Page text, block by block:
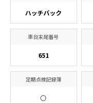
ハッチバック
車台末尾番号
651
定期点検記録簿
○